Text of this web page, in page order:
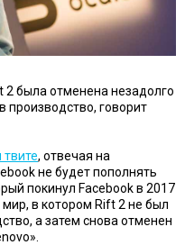
была отменена незадолго
производство, говорит
, отвечая на
не будет пополнять
покинул Facebook в 2017
мир, в котором Rift 2 не был
а затем снова отменен